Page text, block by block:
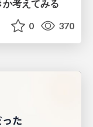
考えてみる
0 370